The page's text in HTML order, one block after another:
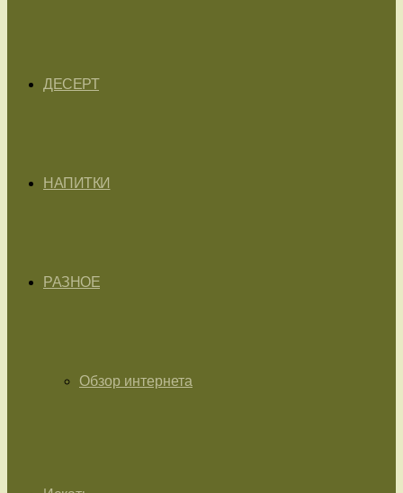
ДЕСЕРТ
НАПИТКИ
РАЗНОЕ
Обзор интернета